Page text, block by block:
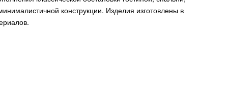
конструкции. Изделия изготовлены в